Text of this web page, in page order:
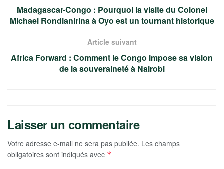
Madagascar-Congo : Pourquoi la visite du Colonel
Michael Rondianirina à Oyo est un tournant historique
Article suivant
Africa Forward : Comment le Congo impose sa vision
de la souveraineté à Nairobi
Laisser un commentaire
Votre adresse e-mail ne sera pas publiée. Les champs
obligatoires sont indiqués avec *